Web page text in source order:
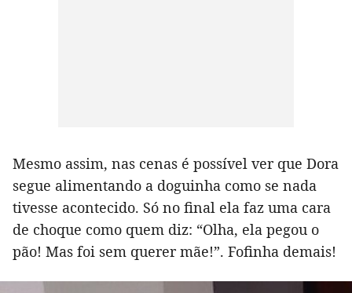
Mesmo assim, nas cenas é possível ver que Dora
segue alimentando a doguinha como se nada
tivesse acontecido. Só no final ela faz uma cara
de choque como quem diz: “Olha, ela pegou o
pão! Mas foi sem querer mãe!”. Fofinha demais!